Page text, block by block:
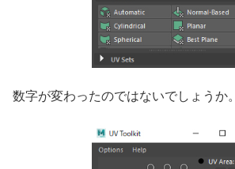
数字が変わったのではないでしょうか。